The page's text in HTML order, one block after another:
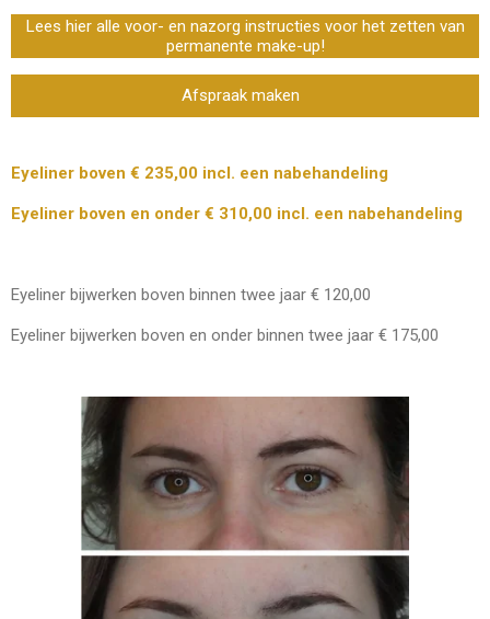
Lees hier alle voor- en nazorg instructies voor het zetten van
permanente make-up!
Afspraak maken
Eyeliner boven € 235,00 incl. een nabehandeling
Eyeliner boven en onder € 310,00 incl. een nabehandeling
Eyeliner bijwerken boven binnen twee jaar € 120,00
Eyeliner bijwerken boven en onder binnen twee jaar € 175,00